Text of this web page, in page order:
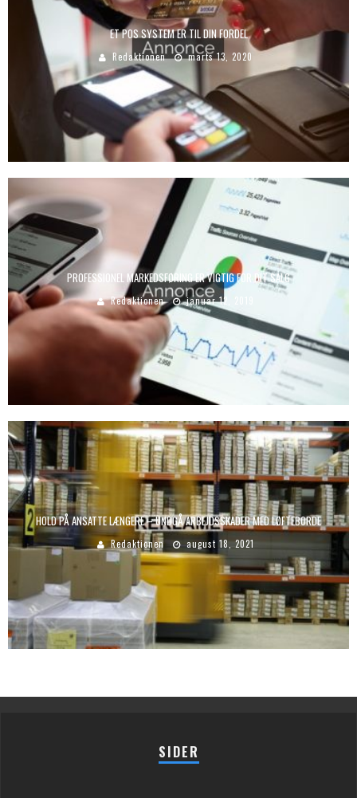
ET POS SYSTEM ER TIL DIN FORDEL
Redaktionen marts 13, 2020
PROFESSIONEL MARKEDSFØRING ER VIGTIG FOR DIT SALG
Redaktionen januar 12, 2019
HOLD PÅ ANSATTE LÆNGERE – UNDGÅ ARBEJDSSKADER MED LØFTEBORDE
Redaktionen august 18, 2021
SIDER